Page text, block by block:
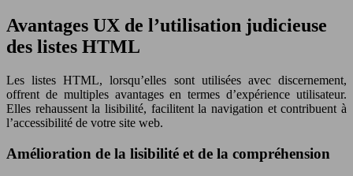
Avantages UX de l’utilisation judicieuse
des listes HTML
Les listes HTML, lorsqu’elles sont utilisées avec discernement,
offrent de multiples avantages en termes d’expérience utilisateur.
Elles rehaussent la lisibilité, facilitent la navigation et contribuent à
l’accessibilité de votre site web.
Amélioration de la lisibilité et de la compréhension